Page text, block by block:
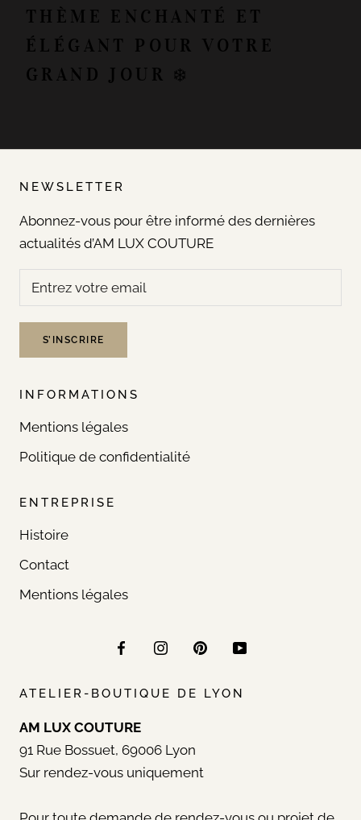
THÈME ENCHANTÉ ET
ÉLÉGANT POUR VOTRE
GRAND JOUR ❄️
NEWSLETTER
Abonnez-vous pour être informé des dernières
actualités d’AM LUX COUTURE
S’INSCRIRE
INFORMATIONS
Mentions légales
Politique de confidentialité
ENTREPRISE
Histoire
Contact
Mentions légales
ATELIER-BOUTIQUE DE LYON
AM LUX COUTURE
91 Rue Bossuet, 69006 Lyon
Sur rendez-vous uniquement